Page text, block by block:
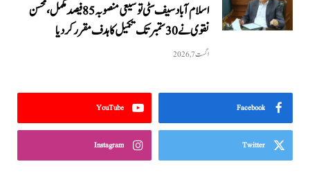
اسلام آباد سیف سٹی توسیعی منصوبہ 85 فیصد مکمل، محسن
نقوی نے 30 ستمبر تک تکمیل کا ہدف مقرر کر دیا
اگست 7, 2026
Facebook
YouTube
Twitter
Instagram